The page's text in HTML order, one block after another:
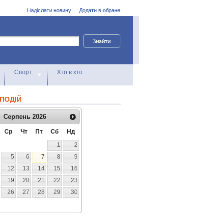
Додати в обране
Надіслати новину
Спорт Хто є хто
Серпень 2026
Ср Чт Пт Сб
Нд
1
2
5 6 7 8
9
12 13 14 15
16
19 20 21 22
23
26 27 28 29
30